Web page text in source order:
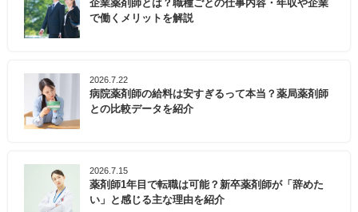
企業薬剤師とは？職種ごとの仕事内容・年収や企業
で働くメリットを解説
2026.7.22
病院薬剤師の給料は安すぎるって本当？薬局薬剤師
との比較データを紹介
2026.7.15
薬剤師1年目で転職は可能？新卒薬剤師が「辞めた
い」と感じる主な理由を紹介